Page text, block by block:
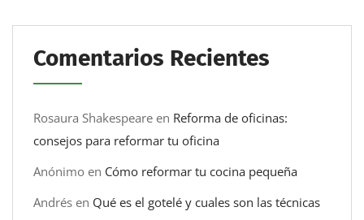
Comentarios Recientes
Rosaura Shakespeare en Reforma de oficinas:
consejos para reformar tu oficina
Anónimo en Cómo reformar tu cocina pequeña
Andrés en Qué es el gotelé y cuales son las técnicas